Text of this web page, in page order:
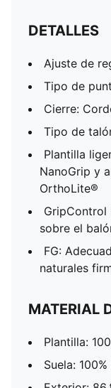
DETALLES
Ajuste de
Tipo de
Cierre:
Tipo de
Plantilla
NanoGrip y
OrthoLite®
GripControl
sobre el
FG:
naturales
MATERIAL
Plantilla:
Suela: